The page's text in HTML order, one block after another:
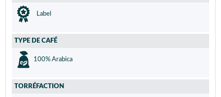
Label
TYPE DE CAFÉ
100% Arabica
TORRÉFACTION